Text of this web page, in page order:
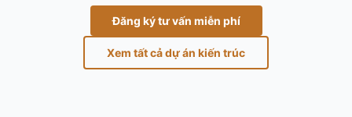
Đăng ký tư vấn miễn phí
Xem tất cả dự án kiến trúc